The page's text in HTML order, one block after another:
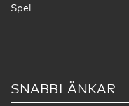
Spel
SNABBLÄNKAR